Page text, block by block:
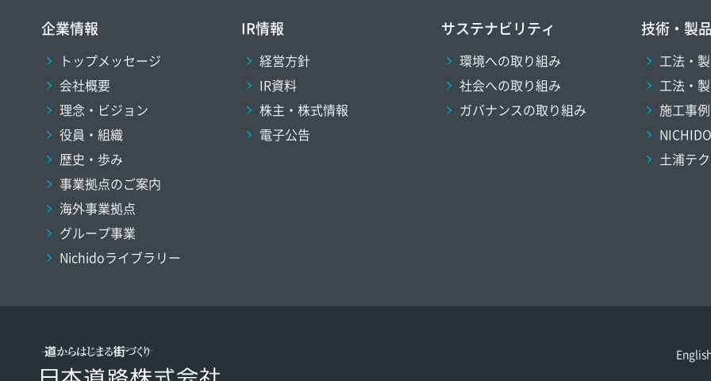
企業情報
トップメッセージ
会社概要
理念・ビジョン
役員・組織
歴史・歩み
事業拠点のご案内
海外事業拠点
グループ事業
Nichidoライブラリー
IR情報
経営方針
IR資料
株主・株式情報
電子公告
サステナビリティ
環境への取り組み
社会への取り組み
ガバナンスの取り組み
技術・製
工法・
工法・
施工事例
土浦テ